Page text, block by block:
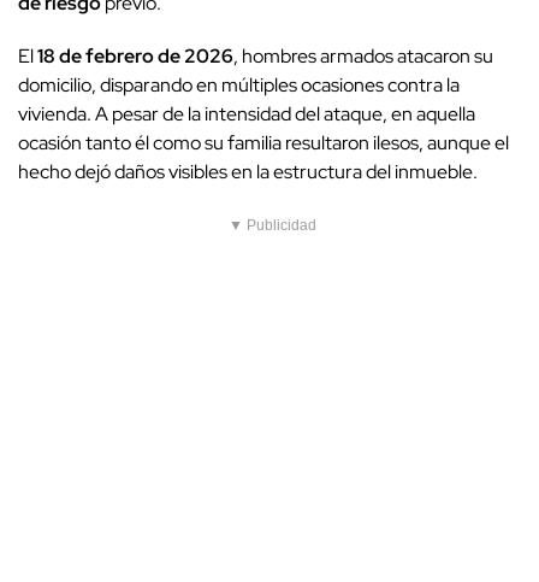
El18 de febrero de 2026, hombres armados atacaron su
domicilio, disparando en múltiples ocasiones contra la
vivienda. A pesar de la intensidad del ataque, en aquella
ocasión tanto él como su familia resultaron ilesos, aunque el
hecho dejó daños visibles en la estructura del inmueble.
▼ Publicidad